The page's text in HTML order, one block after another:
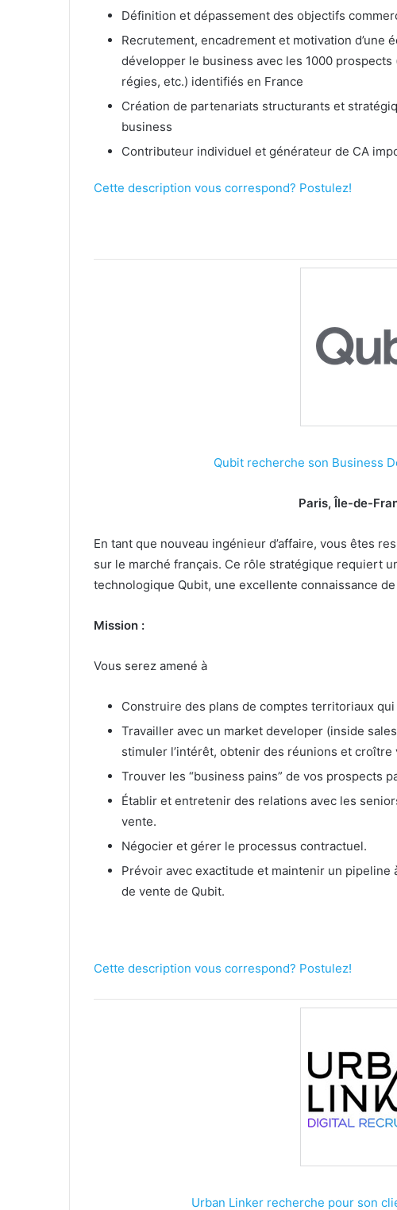
Définition et dépassement des objectifs
Recrutement, encadrement et motivation d’une
développer le business avec les 1000
régies, etc.) identifiés en France
Création de partenariats structurants et
business
Contributeur individuel et générateur de CA
Cette description vous correspond? Postulez!
Qubit recherche son Business
Paris, Île-de-
En tant que nouveau ingénieur d’affaire, vous êtes
sur le marché français. Ce rôle stratégique requiert
technologique Qubit, une excellente connaissance
Mission :
Vous serez amené à
Construire des plans de comptes territoriaux
Travailler avec un market developer (inside
stimuler l’intérêt, obtenir des réunions et croître
Trouver les “business pains” de vos prospects
Établir et entretenir des relations avec les
vente.
Négocier et gérer le processus contractuel.
Prévoir avec exactitude et maintenir un
de vente de Qubit.
Cette description vous correspond? Postulez!
Urban Linker recherche pour son